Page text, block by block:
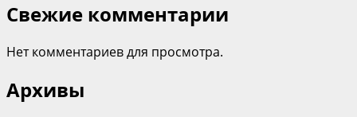
Свежие комментарии
Нет комментариев для просмотра.
Архивы